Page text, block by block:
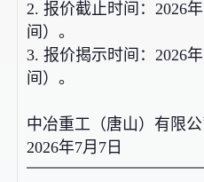
2. 报价截止时间：2026
间）。
3. 报价揭示时间：2026
间）。
中冶重工（唐山）有限公
2026年7月7日